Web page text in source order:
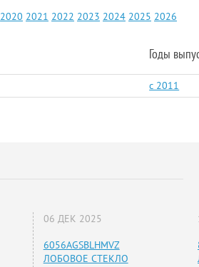
2020 2021 2022 2023 2024 2025 2026
Годы
c 2011
06 ДЕК 2025
6056AGSBLHMVZ
ЛОБОВОЕ СТЕКЛО